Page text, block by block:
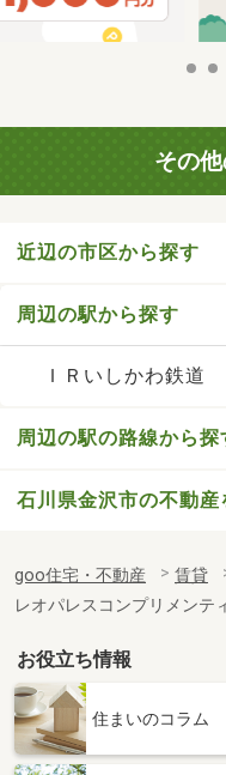
その
近辺の市区から探す
周辺の駅から探す
ＩＲいしかわ鉄道
周辺の駅の路線から探
石川県金沢市の不動産
goo住宅・不動産 賃貸
レオパレスコンプリメンテ
お役立ち情報
住まいのコラム